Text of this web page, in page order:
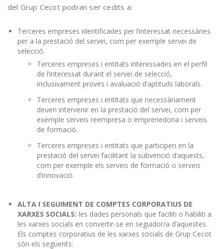
del Grup Cecot podran ser cedits a:
Terceres empreses identificades per l’interessat necessàries
per a la prestació del servei, com per exemple servei de
selecció.
Terceres empreses i entitats interessades en el perfil
de l’interessat durant el servei de selecció,
inclusivament proves i avaluació d’aptituds laborals.
Terceres empreses i entitats que necessàriament
deuen intervenir en la prestació del servei, com per
exemple serveis reempresa o emprenedoria i serveis
de formació.
Terceres empreses i entitats que participen en la
prestació del servei facilitant la subvenció d’aquests,
com per exemple els serveis de formació o serveis
d’innovació.
ALTA I SEGUIMENT DE COMPTES CORPORATIUS DE
XARXES SOCIALS: les dades personals que faciliti o habiliti a
les xarxes socials en convertir-se en seguidor/a d’aquestes.
Els comptes corporatius de les xarxes socials de Grup Cecot
són els següents: